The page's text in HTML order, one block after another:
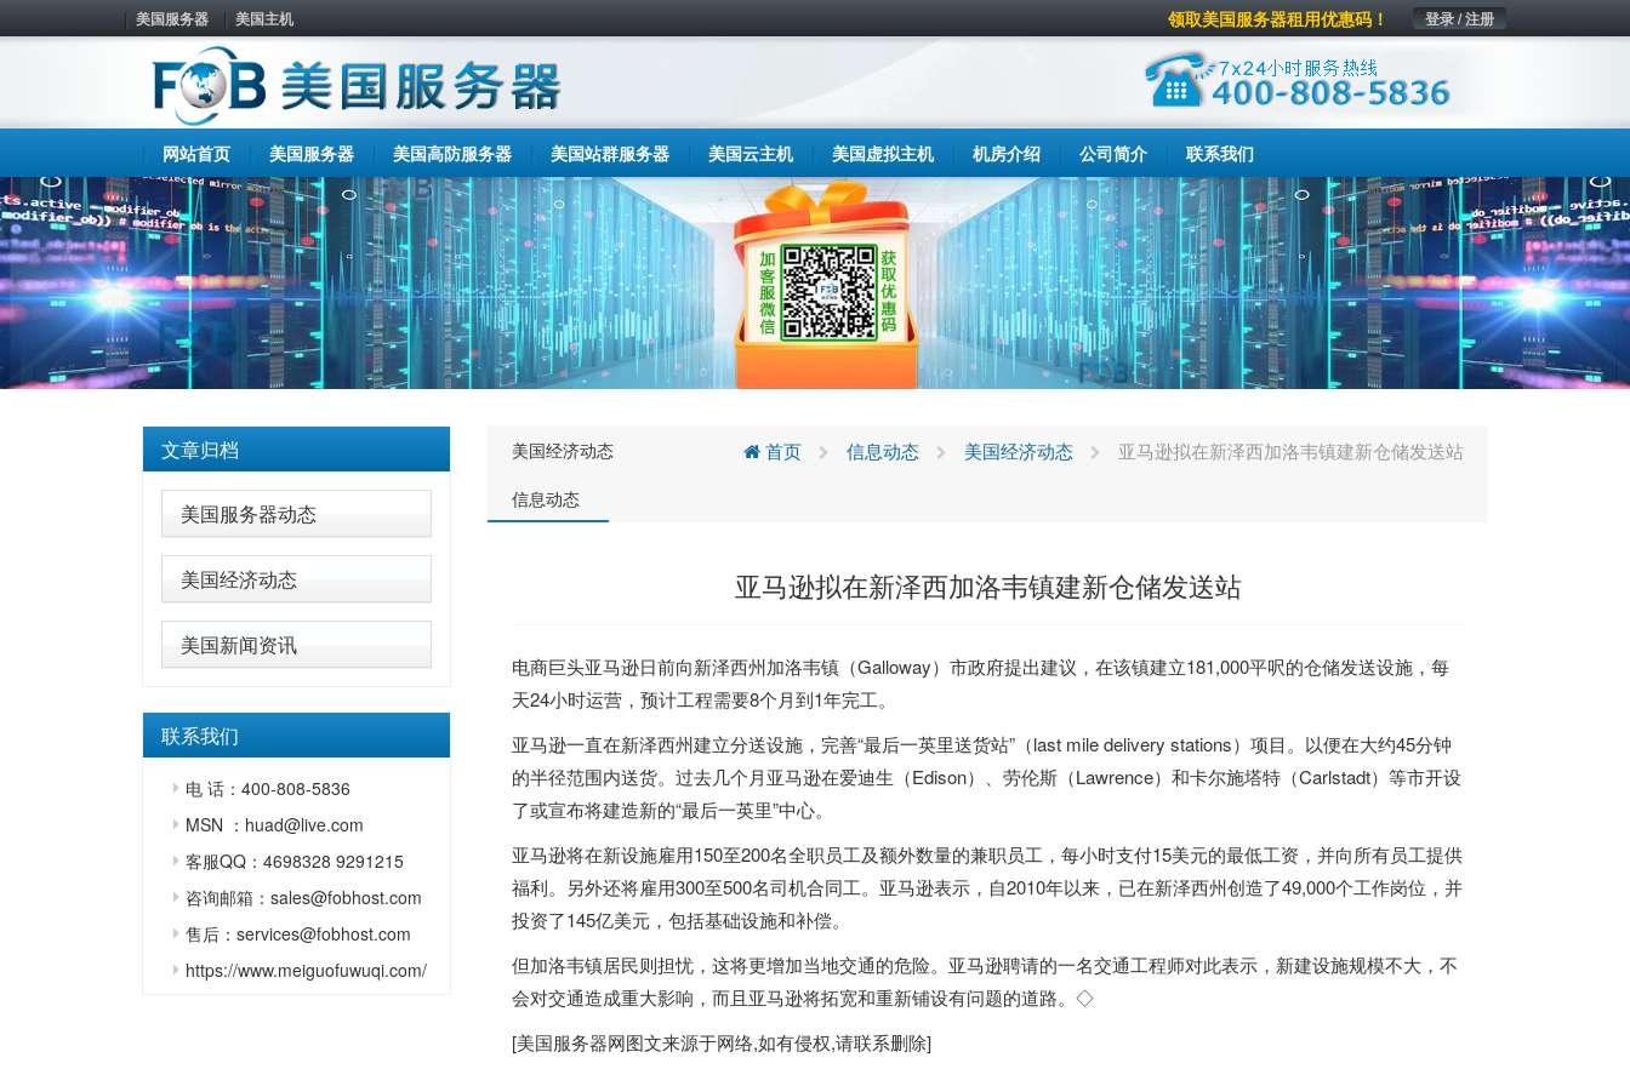
美国服务器 美国主机 登录 / 注册
领取美国服务器租用优惠码！
网站首页 美国服务器 美国高防服务器 美国站群服务器 美国云主机 美国虚拟主机 机房介绍 公司简介 联系我们
文章归档
美国服务器动态
美国经济动态
美国新闻资讯
联系我们
电 话：400-808-5836
MSN ：huad@live.com
客服QQ：4698328 9291215
咨询邮箱：sales@fobhost.com
售后：services@fobhost.com
https://www.meiguofuwuqi.com/
美国经济动态
信息动态
首页 信息动态 美国经济动态 亚马逊拟在新泽西加洛韦镇建新仓储发送站
亚马逊拟在新泽西加洛韦镇建新仓储发送站
电商巨头亚马逊日前向新泽西州加洛韦镇（Galloway）市政府提出建议，在该镇建立181,000平呎的仓储发送设施，每
天24小时运营，预计工程需要8个月到1年完工。
亚马逊一直在新泽西州建立分送设施，完善“最后一英里送货站”（last mile delivery stations）项目。以便在大约45分钟
的半径范围内送货。过去几个月亚马逊在爱迪生（Edison）、劳伦斯（Lawrence）和卡尔施塔特（Carlstadt）等市开设
了或宣布将建造新的“最后一英里”中心。
亚马逊将在新设施雇用150至200名全职员工及额外数量的兼职员工，每小时支付15美元的最低工资，并向所有员工提供
福利。另外还将雇用300至500名司机合同工。亚马逊表示，自2010年以来，已在新泽西州创造了49,000个工作岗位，并
投资了145亿美元，包括基础设施和补偿。
但加洛韦镇居民则担忧，这将更增加当地交通的危险。亚马逊聘请的一名交通工程师对此表示，新建设施规模不大，不
会对交通造成重大影响，而且亚马逊将拓宽和重新铺设有问题的道路。◇
[美国服务器网图文来源于网络,如有侵权,请联系删除]